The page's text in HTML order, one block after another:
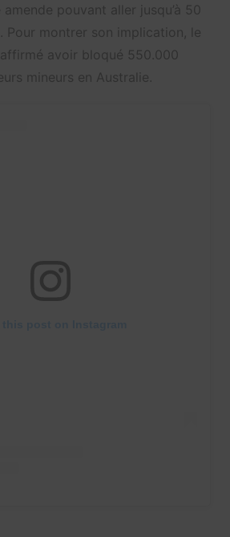
pouvant aller jusqu’à 50
Pour montrer son implication, le
avoir bloqué 550.000
mineurs en Australie.